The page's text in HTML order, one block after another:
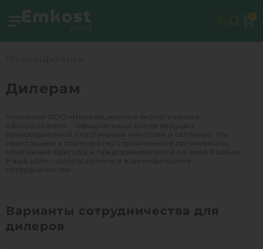
Дилерам
Компания ООО «Инновационное экологическое
оборудование» – официальный дилер ведущих
производителей пластиковых емкостей и септиков. Мы
приглашаем к партнерству строительные организации,
монтажные бригады и предпринимателей по всей России.
Наша цель – долгосрочное и взаимовыгодное
сотрудничество.
Варианты сотрудничества для
дилеров